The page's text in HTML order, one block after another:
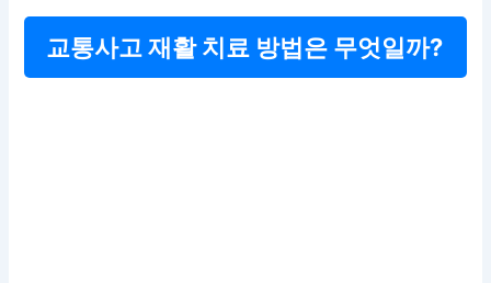
교통사고 재활 치료 방법은 무엇일까?